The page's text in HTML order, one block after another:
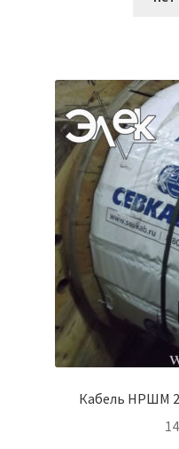
Кабель НРШМ